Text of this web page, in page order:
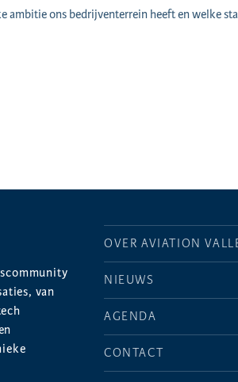
ambitie ons bedrijventerrein heeft en welke
van
OVER AVIATION
NIEUWS
AGENDA
CONTACT